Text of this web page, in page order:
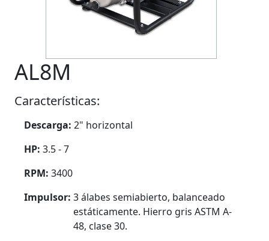
AL8M
Características:
Descarga: 2" horizontal
HP: 3.5 - 7
RPM: 3400
Impulsor: 3 álabes semiabierto, balanceado
estáticamente. Hierro gris ASTM A-
48, clase 30.